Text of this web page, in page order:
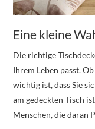
Eine kleine
Die richtige
Ihrem Leben passt.
wichtig ist, dass Sie
am gedeckten Tisch
Menschen, die daran